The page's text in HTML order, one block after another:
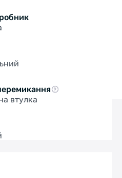
втулка